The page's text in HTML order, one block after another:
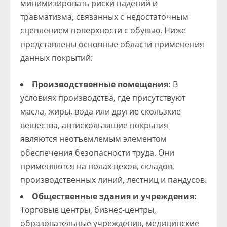
минимизировать риски падений и
травматизма, связанных с недостаточным
сцеплением поверхности с обувью. Ниже
представлены основные области применения
данных покрытий:
Производственные помещения: В
условиях производства, где присутствуют
масла, жиры, вода или другие скользкие
вещества, антискользящие покрытия
являются неотъемлемым элементом
обеспечения безопасности труда. Они
применяются на полах цехов, складов,
производственных линий, лестниц и пандусов.
Общественные здания и учреждения:
Торговые центры, бизнес-центры,
образовательные учреждения, медицинские